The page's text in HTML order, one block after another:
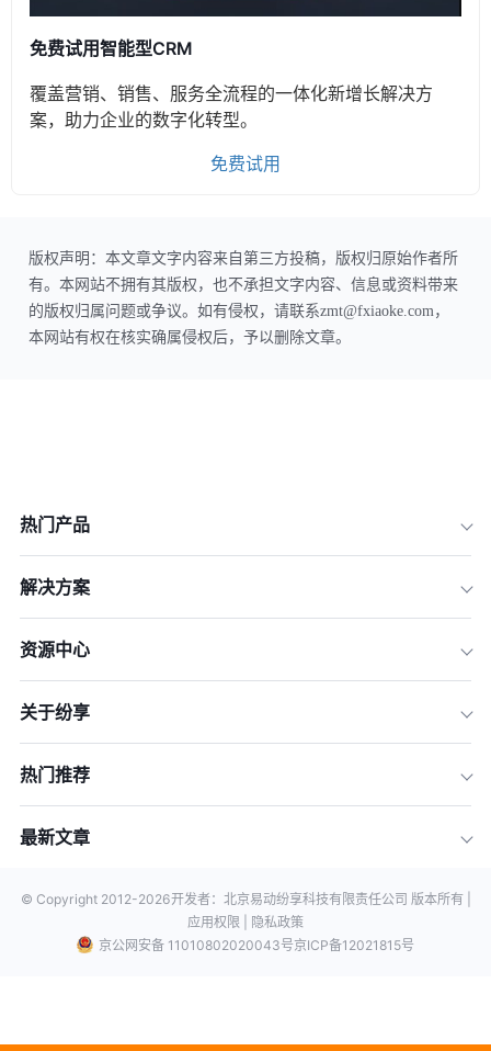
免费试用智能型CRM
覆盖营销、销售、服务全流程的一体化新增长解决方
案，助力企业的数字化转型。
免费试用
版权声明：本文章文字内容来自第三方投稿，版权归原始作者所
有。本网站不拥有其版权，也不承担文字内容、信息或资料带来
的版权归属问题或争议。如有侵权，请联系zmt@fxiaoke.com，
本网站有权在核实确属侵权后，予以删除文章。
热门产品
解决方案
资源中心
关于纷享
热门推荐
最新文章
© Copyright 2012-2026开发者：北京易动纷享科技有限责任公司 版本所有 |
应用权限 |
隐私政策
京公网安备 11010802020043号京ICP备12021815号